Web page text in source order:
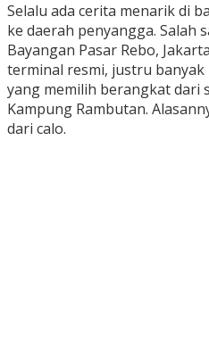
Selalu ada cerita menarik di
ke daerah penyangga. Salah
Bayangan Pasar Rebo,
terminal resmi, justru banyak
yang memilih berangkat dari
Kampung Rambutan.
dari calo.